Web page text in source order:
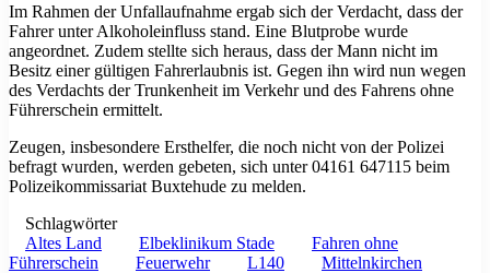
Im Rahmen der Unfallaufnahme ergab sich der Verdacht, dass der
Fahrer unter Alkoholeinfluss stand. Eine Blutprobe wurde
angeordnet. Zudem stellte sich heraus, dass der Mann nicht im
Besitz einer gültigen Fahrerlaubnis ist. Gegen ihn wird nun wegen
des Verdachts der Trunkenheit im Verkehr und des Fahrens ohne
Führerschein ermittelt.
Zeugen, insbesondere Ersthelfer, die noch nicht von der Polizei
befragt wurden, werden gebeten, sich unter 04161 647115 beim
Polizeikommissariat Buxtehude zu melden.
Schlagwörter
Altes Land
Elbeklinikum Stade
Fahren ohne
Führerschein
Feuerwehr L140
Mittelnkirchen